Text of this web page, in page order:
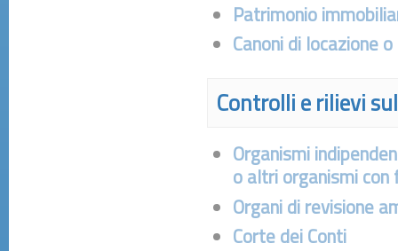
Patrimonio
Canoni di locazione
Controlli e rilievi
Organismi
o altri organismi con
Organi di revisione
Corte dei Conti